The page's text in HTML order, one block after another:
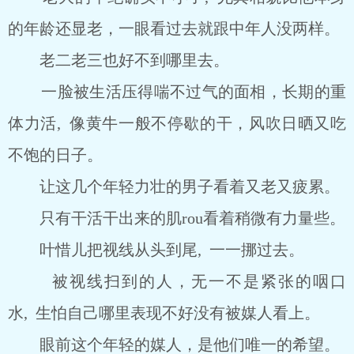
的年龄还显老，一眼看过去就跟中年人没两样。
老二老三也好不到哪里去。
一脸被生活压得喘不过气的面相，长期的重
体力活, 像黄牛一般不停歇的干，风吹日晒又吃
不饱的日子。
让这几个年轻力壮的男子看着又老又疲累。
只有干活干出来的肌rou看着稍微有力量些。
叶惜儿把视线从头到尾, 一一挪过去。
被视线扫到的人，无一不是紧张的咽口
水, 生怕自己哪里表现不好没有被媒人看上。
眼前这个年轻的媒人，是他们唯一的希望。